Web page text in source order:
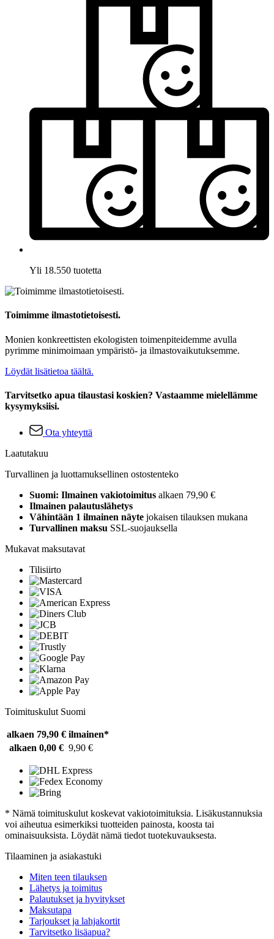
Yli 18.550 tuotetta
Toimimme ilmastotietoisesti.
Monien konkreettisten ekologisten toimenpiteidemme avulla
pyrimme minimoimaan ympäristö- ja ilmastovaikutuksemme.
Löydät lisätietoa täältä.
Tarvitsetko apua tilaustasi koskien? Vastaamme mielellämme
kysymyksiisi.
Ota yhteyttä
Laatutakuu
Turvallinen ja luottamuksellinen ostostenteko
Suomi: Ilmainen vakiotoimitus alkaen 79,90 €
Ilmainen palautuslähetys
Vähintään 1 ilmainen näyte jokaisen tilauksen mukana
Turvallinen maksu SSL-suojauksella
Mukavat maksutavat
Tilisiirto
Toimituskulut Suomi
alkaen 79,90 € ilmainen*
alkaen 0,00 € 9,90 €
* Nämä toimituskulut koskevat vakiotoimituksia. Lisäkustannuksia
voi aiheutua esimerkiksi tuotteiden painosta, koosta tai
ominaisuuksista. Löydät nämä tiedot tuotekuvauksesta.
Tilaaminen ja asiakastuki
Miten teen tilauksen
Lähetys ja toimitus
Palautukset ja hyvitykset
Maksutapa
Tarjoukset ja lahjakortit
Tarvitsetko lisäapua?